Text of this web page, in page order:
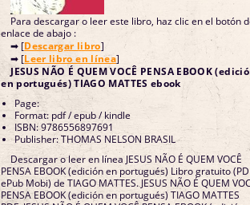
Para descargar o leer este libro, haz clic en el botón
enlace de abajo :
➡ [Descargar libro]
➡ [Leer libro en línea]
JESUS NÃO É QUEM VOCÊ PENSA EBOOK
en portugués) TIAGO MATTES ebook
Page:
Format: pdf / epub / kindle
ISBN: 9786556897691
Publisher: THOMAS NELSON BRASIL
Descargar o leer en línea JESUS NÃO É QUEM VOCÊ
PENSA EBOOK (edición en portugués) Libro gratuito
ePub Mobi) de TIAGO MATTES. JESUS NÃO É QUEM
PENSA EBOOK (edición en portugués) TIAGO MATTES